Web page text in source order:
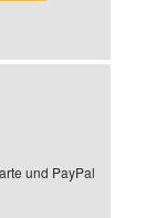
und PayPal